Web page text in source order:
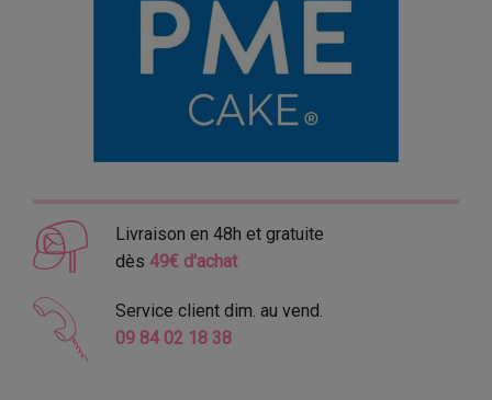
Livraison en 48h et gratuite
dès 49€ d'achat
Service client dim. au vend.
09 84 02 18 38